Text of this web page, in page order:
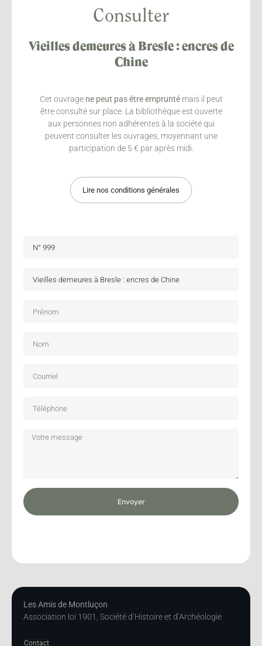
Consulter
Vieilles demeures à Bresle : encres de
Chine
Cet ouvrage ne peut pas être empruntémais il peut
être consulté sur place. La bibliothèque est ouverte
aux personnes non adhérentes à la société qui
peuvent consulter les ouvrages, moyennant une
participation de 5 € par après midi.
Lire nos conditions générales
Envoyer
Les Amis de Montluçon
Association loi 1901, Société d’Histoire et d’Archéologie
Contact